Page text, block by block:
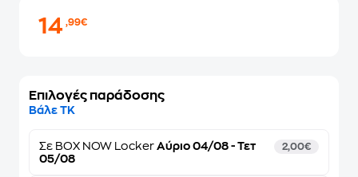
14,99€
Επιλογές παράδοσης
Βάλε ΤΚ
Σε BOX NOW Locker Αύριο 04/08 - Τετ
05/08
2,00€